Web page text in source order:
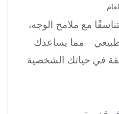
مع ملامح الوجه،
يساعدك
في حياتك الشخصية